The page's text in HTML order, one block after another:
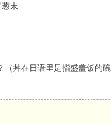
末
丼在日语里是指盛盖饭的碗